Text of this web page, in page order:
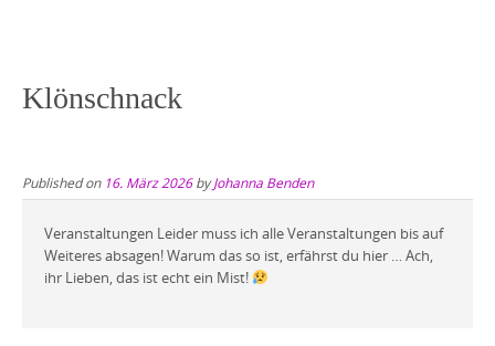
Klönschnack
Published on 16. März 2026byJohanna Benden
Veranstaltungen Leider muss ich alle Veranstaltungen bis auf
Weiteres absagen! Warum das so ist, erfährst du hier … Ach,
ihr Lieben, das ist echt ein Mist!